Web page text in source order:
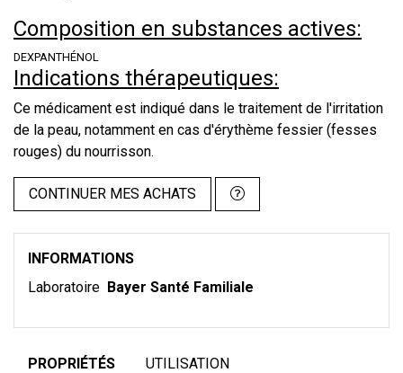
Composition en substances actives:
DEXPANTHÉNOL
Indications thérapeutiques:
Ce médicament est indiqué dans le traitement de l'irritation
de la peau, notamment en cas d'érythème fessier (fesses
rouges) du nourrisson.
CONTINUER MES ACHATS
INFORMATIONS
Laboratoire Bayer Santé Familiale
PROPRIÉTÉS UTILISATION